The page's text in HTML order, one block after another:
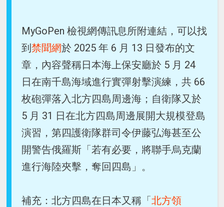
MyGoPen 檢視網傳訊息所附連結，可以找
到禁聞網於 2025 年 6 月 13 日發布的文
章，內容聲稱日本海上保安廳於 5 月 24
日在南千島海域進行實彈射擊演練，共 66
枚砲彈落入北方四島周邊海；自衛隊又於
5 月 31 日在北方四島周邊展開大規模登島
演習，第四護衛隊群司令伊藤弘海甚至公
開警告俄羅斯「若有必要，將聯手烏克蘭
進行海陸夾擊，奪回四島」。
補充：北方四島在日本又稱「北方領